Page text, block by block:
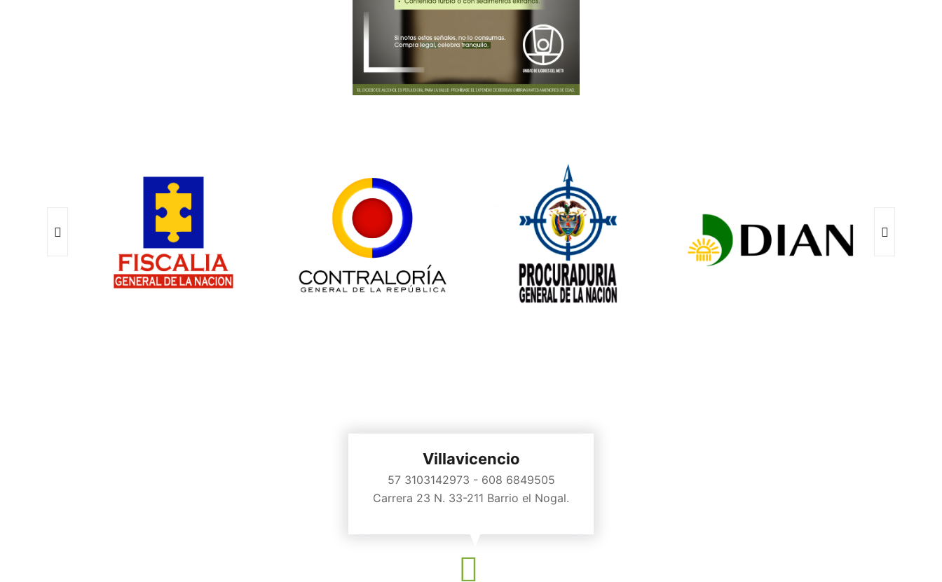
Villavicencio
57 3103142973 - 608 6849505
Carrera 23 N. 33-211 Barrio el Nogal.